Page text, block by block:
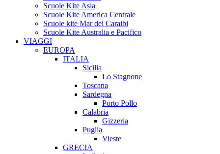
Scuole Kite Asia
Scuole Kite America Centrale
Scuole kite Mar dei Caraibi
Scuole Kite Australia e Pacifico
VIAGGI
EUROPA
ITALIA
Sicilia
Lo Stagnone
Toscana
Sardegna
Porto Pollo
Calabria
Gizzeria
Puglia
Vieste
GRECIA